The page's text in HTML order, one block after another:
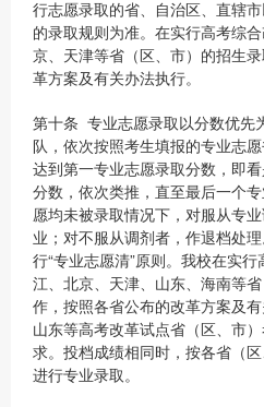
行志愿录取的省、自治区、直辖
的录取规则为准。在实行高考综
京、天津等省（区、市）的招生
革方案及有关办法执行。
第十条 专业志愿录取以分数优先
队，依次按照考生填报的专业志
达到第一专业志愿录取分数，即
分数，依次类推，直至最后一个
愿均未被录取情况下，对服从专
业；对不服从调剂者，作退档处
行“专业志愿清”原则。我校在实
江、北京、天津、山东、海南等
作，按照各省公布的改革方案及有
山东等高考改革试点省（区、市
求。投档成绩相同时，按各省（
进行专业录取。